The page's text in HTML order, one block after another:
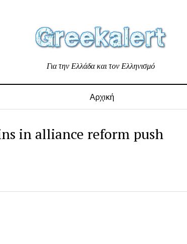
Για την Ελλάδα και τον Ελληνισμό
Αρχική
in alliance reform push